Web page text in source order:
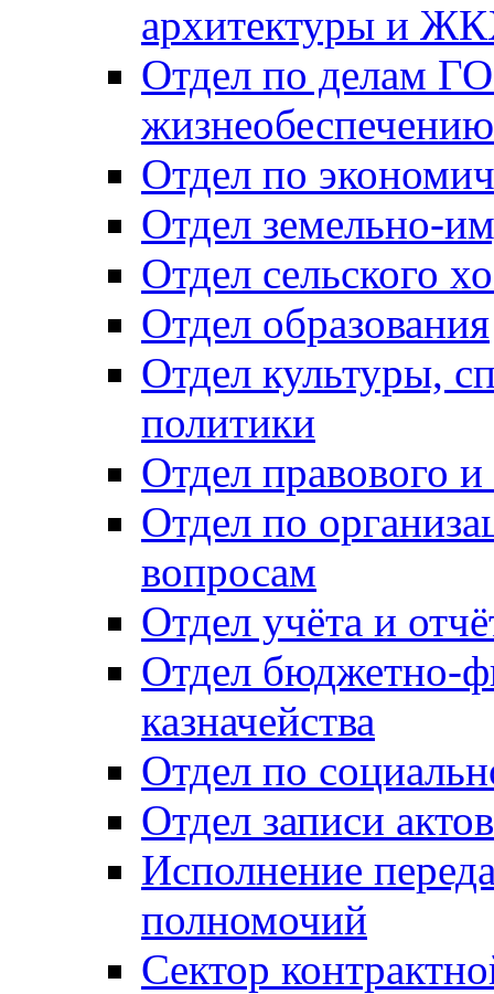
архитектуры и
Отдел по делам
Отдел по
Отдел земельно-
Отдел сельского
Отдел образования
Отдел культуры,
политики
Отдел правового
Отдел по
вопросам
Отдел учёта и
Отдел бюджетно-
казначейства
Отдел по
Отдел записи
Исполнение
полномочий
Сектор